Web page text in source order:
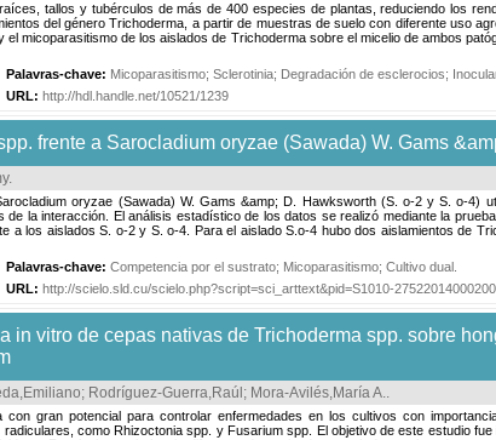
tallos y tubérculos de más de 400 especies de plantas, reduciendo los
del género Trichoderma, a partir de muestras de suelo con diferente uso
micoparasitismo de los aislados de Trichoderma sobre el micelio de ambos
Palavras-chave: Micoparasitismo; Sclerotinia; Degradación de esclerocios;
URL: http://hdl.handle.net/10521/1239
frente a Sarocladium oryzae (Sawada) W. Gams
.
oryzae (Sawada) W. Gams &amp; D. Hawksworth (S. o-2 y S. o-4)
la interacción. El análisis estadístico de los datos se realizó mediante la
a los aislados S. o-2 y S. o-4. Para el aislado S.o-4 hubo dos aislamientos de
Palavras-chave: Competencia por el sustrato; Micoparasitismo; Cultivo dual
URL: http://scielo.sld.cu/scielo.php?script=sci_arttext&pid=S1010-
in vitro de cepas nativas de Trichoderma spp. sobre
; Rodríguez-Guerra,Raúl ; Mora-Avilés,María A..
gran potencial para controlar enfermedades en los cultivos con
como Rhizoctonia spp. y Fusarium spp. El objetivo de este estudio